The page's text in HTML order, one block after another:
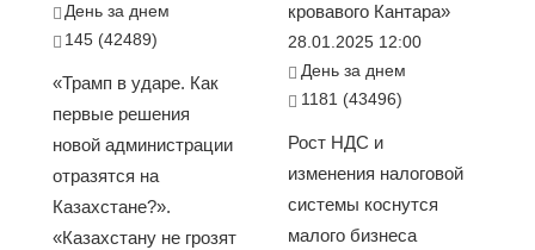
День за днем
145 (42489)
«Трамп в ударе. Как
первые решения
новой администрации
отразятся на
Казахстане?».
«Казахстану не грозят
кровавого Кантара»
28.01.2025 12:00
День за днем
1181 (43496)
Рост НДС и
изменения налоговой
системы коснутся
малого бизнеса